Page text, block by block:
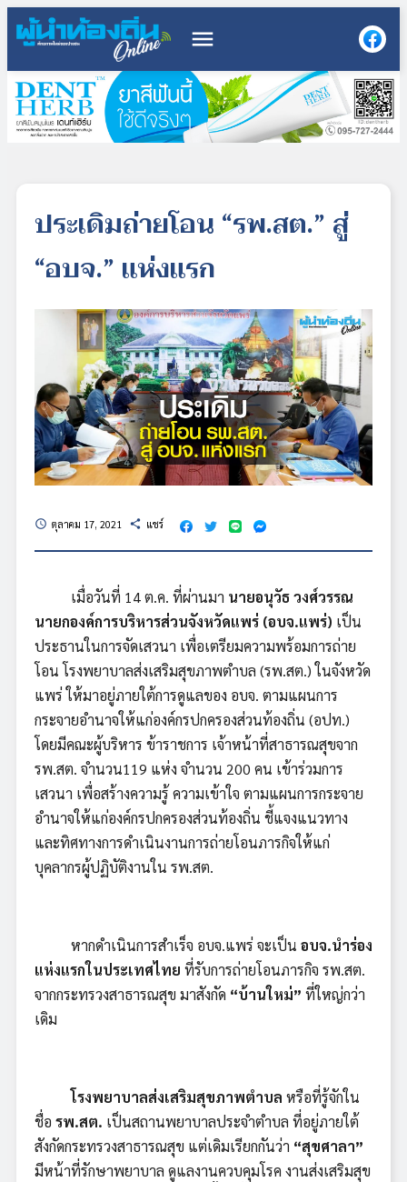
menu
ประเดิมถ่ายโอน “รพ.สต.” สู่
“อบจ.” แห่งแรก
schedule ตุลาคม 17, 2021 share แชร์
เมื่อวันที่ 14 ต.ค. ที่ผ่านมา นายอนุวัธ วงศ์วรรณ
นายกองค์การบริหารส่วนจังหวัดแพร่ (อบจ.แพร่) เป็น
ประธานในการจัดเสวนา เพื่อเตรียมความพร้อมการถ่าย
โอน โรงพยาบาลส่งเสริมสุขภาพตำบล (รพ.สต.) ในจังหวัด
แพร่ ให้มาอยู่ภายใต้การดูแลของ อบจ. ตามแผนการ
กระจายอำนาจให้แก่องค์กรปกครองส่วนท้องถิ่น (อปท.)
โดยมีคณะผู้บริหาร ข้าราชการ เจ้าหน้าที่สาธารณสุขจาก
รพ.สต. จำนวน119 แห่ง จำนวน 200 คน เข้าร่วมการ
เสวนา เพื่อสร้างความรู้ ความเข้าใจ ตามแผนการกระจาย
อำนาจให้แก่องค์กรปกครองส่วนท้องถิ่น ชี้แจงแนวทาง
และทิศทางการดำเนินงานการถ่ายโอนภารกิจให้แก่
บุคลากรผู้ปฏิบัติงานใน รพ.สต.
หากดำเนินการสำเร็จ อบจ.แพร่ จะเป็น อบจ.นำร่อง
แห่งแรกในประเทศไทย ที่รับการถ่ายโอนภารกิจ รพ.สต.
จากกระทรวงสาธารณสุข มาสังกัด “บ้านใหม่” ที่ใหญ่กว่า
เดิม
โรงพยาบาลส่งเสริมสุขภาพตำบล หรือที่รู้จักใน
ชื่อ รพ.สต. เป็นสถานพยาบาลประจำตำบล ที่อยู่ภายใต้
สังกัดกระทรวงสาธารณสุข แต่เดิมเรียกกันว่า “สุขศาลา”
มีหน้าที่รักษาพยาบาล ดูแลงานควบคุมโรค งานส่งเสริมสุข